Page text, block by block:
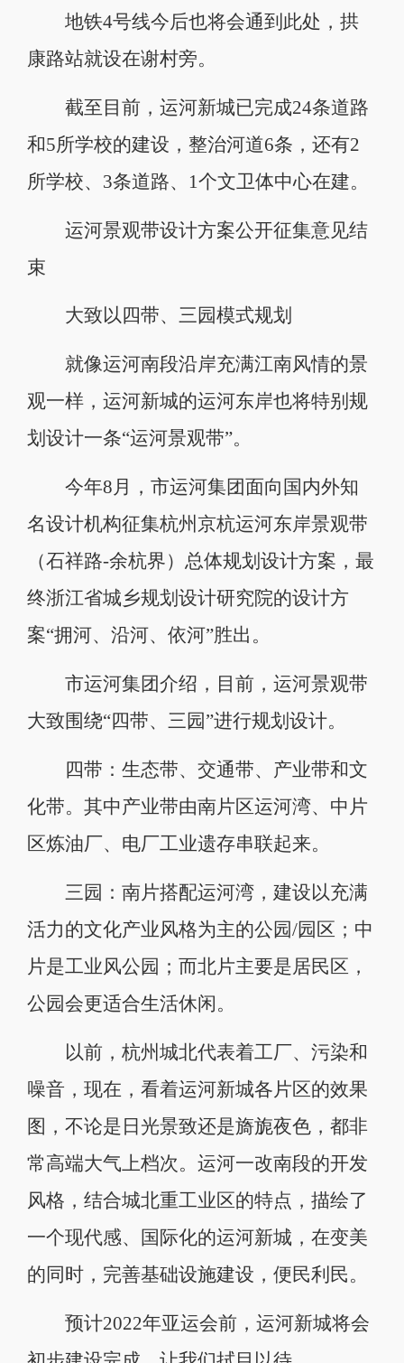
地铁4号线今后也将会通到此处，拱
康路站就设在谢村旁。
截至目前，运河新城已完成24条道路
和5所学校的建设，整治河道6条，还有2
所学校、3条道路、1个文卫体中心在建。
运河景观带设计方案公开征集意见结
束
大致以四带、三园模式规划
就像运河南段沿岸充满江南风情的景
观一样，运河新城的运河东岸也将特别规
划设计一条“运河景观带”。
今年8月，市运河集团面向国内外知
名设计机构征集杭州京杭运河东岸景观带
（石祥路-余杭界）总体规划设计方案，最
终浙江省城乡规划设计研究院的设计方
案“拥河、沿河、依河”胜出。
市运河集团介绍，目前，运河景观带
大致围绕“四带、三园”进行规划设计。
四带：生态带、交通带、产业带和文
化带。其中产业带由南片区运河湾、中片
区炼油厂、电厂工业遗存串联起来。
三园：南片搭配运河湾，建设以充满
活力的文化产业风格为主的公园/园区；中
片是工业风公园；而北片主要是居民区，
公园会更适合生活休闲。
以前，杭州城北代表着工厂、污染和
噪音，现在，看着运河新城各片区的效果
图，不论是日光景致还是旖旎夜色，都非
常高端大气上档次。运河一改南段的开发
风格，结合城北重工业区的特点，描绘了
一个现代感、国际化的运河新城，在变美
的同时，完善基础设施建设，便民利民。
预计2022年亚运会前，运河新城将会